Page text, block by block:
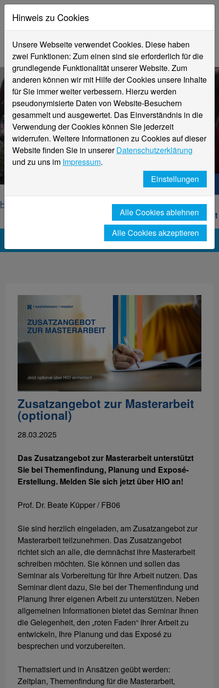
News für Studierende
vom Fachbereich Sozialwesen //
FB 06
Hochschule Niederrhein. Dein Weg.
Home
Fachbereich Sozialwesen
NEWS für Studierende - Einzelansicht
Zusatzangebot zur Masterarbeit
(optional)
28.03.2025
Das Zusatzangebot zur Masterarbeit unterstützt
Sie bei Themenfindung, Planung und Exposé-
Erstellung. Melden Sie sich jetzt über HIO an!
Prof. Dr. Beate Küpper / FB06
Sie sind herzlich eingeladen, am Zusatzangebot zur
Masterarbeit teilzunehmen. Das Zusatzangebot
richtet sich an alle, die demnächst ihre Masterarbeit
schreiben möchten. Sie können und sollen das
Seminar als Vorbereitung für Ihre Arbeit nutzen. Das
Seminar dient dazu, Sie bei der Themenfindung und
Planung Ihrer eigenen Arbeit zu unterstützen. Neben
allgemeinen Informationen bietet das Seminar Ihnen
die Gelegenheit, den „roten Faden“ Ihrer Arbeit zu
entwickeln, Ihre Planung und das Exposé zu
besprechen und vorzubereiten.
Thematisiert und in Ansätzen geübt werden:
Zeitplan, Themenfindung für die Masterarbeit,
Hinweis zu Cookies
Unsere Webseite verwendet Cookies. Diese haben
zwei Funktionen: Zum einen sind sie erforderlich für die
grundlegende Funktionalität unserer Website. Zum
anderen können wir mit Hilfe der Cookies unsere Inhalte
für Sie immer weiter verbessern. Hierzu werden
pseudonymisierte Daten von Website-Besuchern
gesammelt und ausgewertet. Das Einverständnis in die
Verwendung der Cookies können Sie jederzeit
widerrufen. Weitere Informationen zu Cookies auf dieser
Website finden Sie in unsererDatenschutzerklärung
und zu uns im Impressum.
Einstellungen
Alle Cookies ablehnen
Alle Cookies akzeptieren